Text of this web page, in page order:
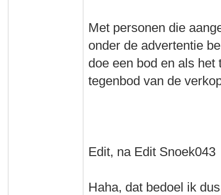
Met personen die
onder de advertentie
doe een bod en als
tegenbod van de
Edit, na Edit Snoek043
Haha, dat bedoel ik